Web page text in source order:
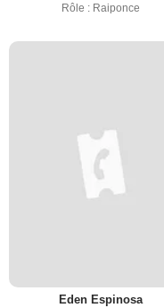
Rôle : Raiponce
Eden Espinosa